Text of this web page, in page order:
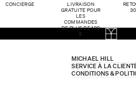
CONCIERGE
LIVRAISON
GRATUITE POUR
LES
COMMANDES
DE PLUS DE 100
$
MICHAEL HILL
SERVICE À LA
CONDITIONS &